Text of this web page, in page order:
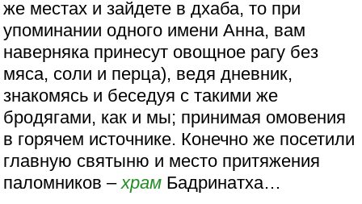
же местах и зайдете в дхаба, то при
упоминании одного имени Анна, вам
наверняка принесут овощное рагу без
мяса, соли и перца), ведя дневник,
знакомясь и беседуя с такими же
бродягами, как и мы; принимая омовения
в горячем источнике. Конечно же посетили
главную святыню и место притяжения
паломников –храм Бадринатха…